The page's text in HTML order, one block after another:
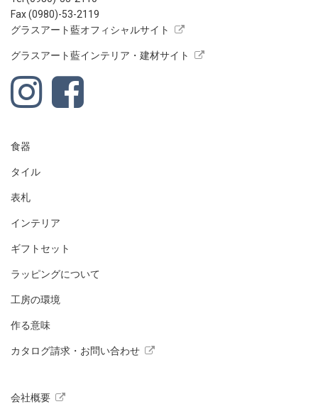
Fax (0980)-53-2119
グラスアート藍オフィシャルサイト
グラスアート藍インテリア・建材サイト
食器
タイル
表札
インテリア
ギフトセット
ラッピングについて
工房の環境
作る意味
カタログ請求・お問い合わせ
会社概要